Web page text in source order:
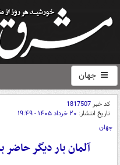
جهان
کد خبر1817507
تاریخ انتشار: ۲۰ خرداد ۱۴۰۵ - ۱۹:۴۹
جهان
آلمان بار دیگر